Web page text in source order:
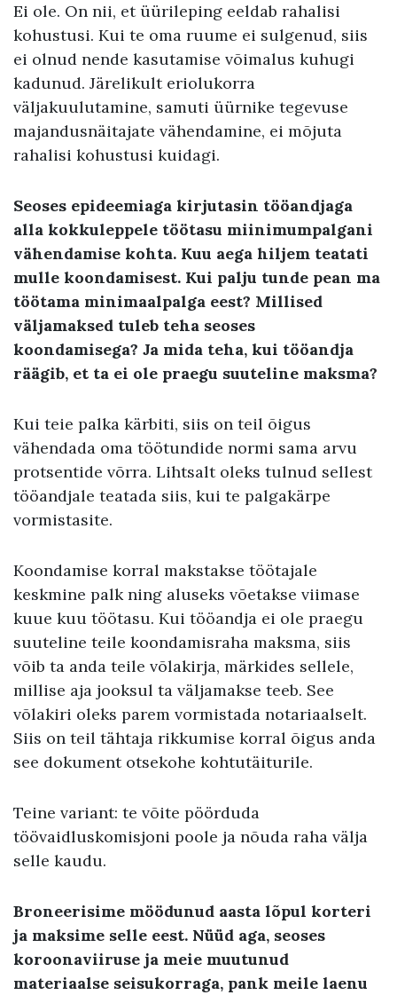
Ei ole. On nii, et üürileping eeldab rahalisi
kohustusi. Kui te oma ruume ei sulgenud, siis
ei olnud nende kasutamise võimalus kuhugi
kadunud. Järelikult eriolukorra
väljakuulutamine, samuti üürnike tegevuse
majandusnäitajate vähendamine, ei mõjuta
rahalisi kohustusi kuidagi.
Seoses epideemiaga kirjutasin tööandjaga
alla kokkuleppele töötasu miinimumpalgani
vähendamise kohta. Kuu aega hiljem teatati
mulle koondamisest. Kui palju tunde pean ma
töötama minimaalpalga eest? Millised
väljamaksed tuleb teha seoses
koondamisega? Ja mida teha, kui tööandja
räägib, et ta ei ole praegu suuteline maksma?
Kui teie palka kärbiti, siis on teil õigus
vähendada oma töötundide normi sama arvu
protsentide võrra. Lihtsalt oleks tulnud sellest
tööandjale teatada siis, kui te palgakärpe
vormistasite.
Koondamise korral makstakse töötajale
keskmine palk ning aluseks võetakse viimase
kuue kuu töötasu. Kui tööandja ei ole praegu
suuteline teile koondamisraha maksma, siis
võib ta anda teile võlakirja, märkides sellele,
millise aja jooksul ta väljamakse teeb. See
võlakiri oleks parem vormistada notariaalselt.
Siis on teil tähtaja rikkumise korral õigus anda
see dokument otsekohe kohtutäiturile.
Teine variant: te võite pöörduda
töövaidluskomisjoni poole ja nõuda raha välja
selle kaudu.
Broneerisime möödunud aasta lõpul korteri
ja maksime selle eest. Nüüd aga, seoses
koroonaviiruse ja meie muutunud
materiaalse seisukorraga, pank meile laenu